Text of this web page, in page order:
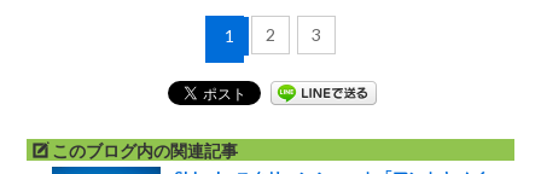
1 2 3
このブログ内の関連記事